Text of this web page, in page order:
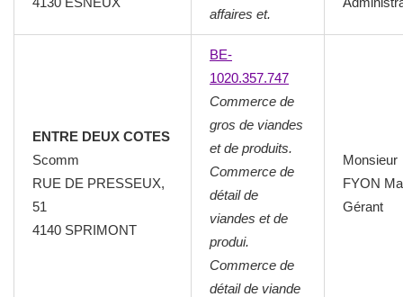
affaires et.
ENTRE DEUX COTES
Scomm
RUE DE PRESSEUX,
51
4140 SPRIMONT
BE-
1020.357.747
Commerce de
gros de viandes
et de produits.
Commerce de
détail de
viandes et de
produi.
Commerce de
détail de viande
Monsieur
FYON
Gérant